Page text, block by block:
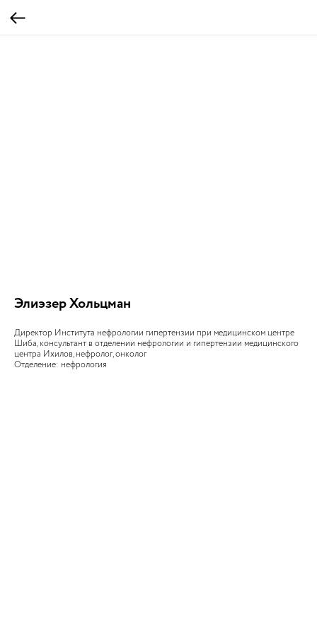
Элиэзер Хольцман
Директор Института нефрологии гипертензии при медицинском центре
Шиба, консультант в отделении нефрологии и гипертензии медицинского
центра Ихилов, нефролог, онколог
Отделение: нефрология